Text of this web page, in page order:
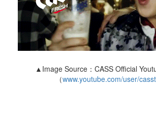
▲Image Source：CASS Official
（www.youtube.com/user/